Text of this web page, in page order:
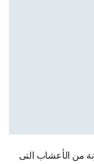
من الأعشاب التى